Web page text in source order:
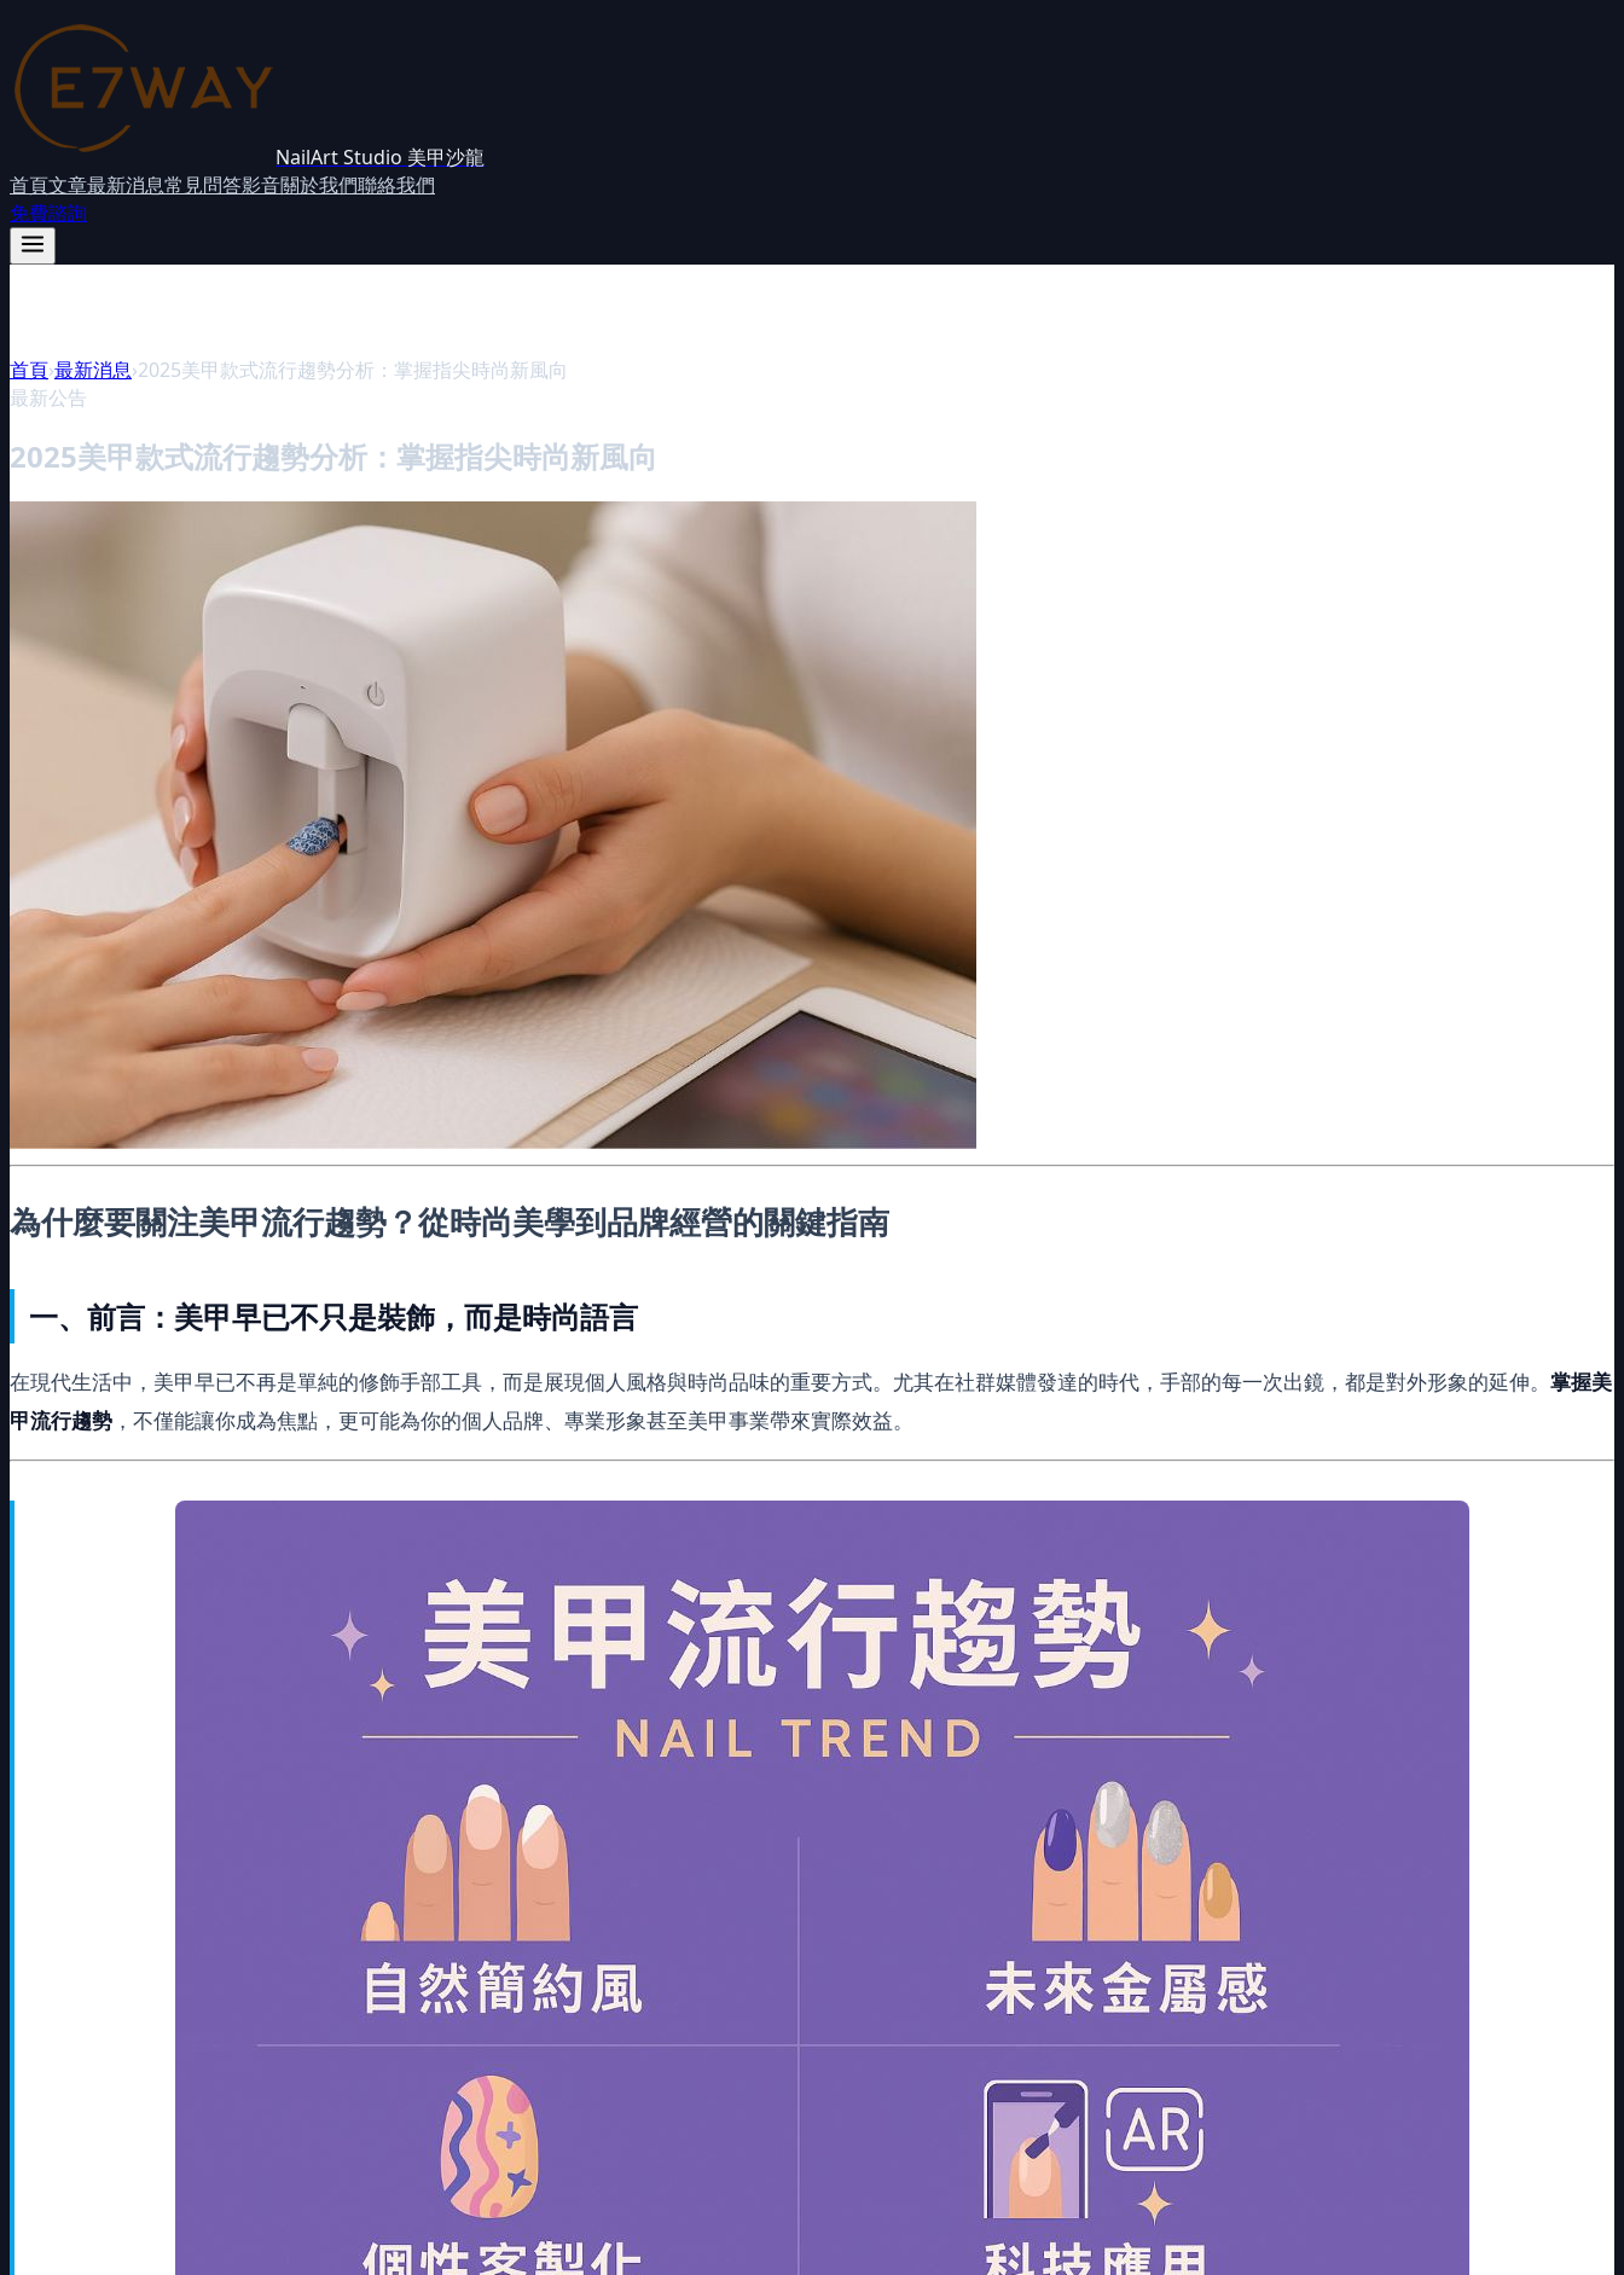
NailArt Studio 美甲沙龍
首頁文章最新消息常見問答影音關於我們聯絡我們
免費諮詢
首頁›最新消息›2025美甲款式流行趨勢分析：掌握指尖時尚新風向
最新公告
2025美甲款式流行趨勢分析：掌握指尖時尚新風向
為什麼要關注美甲流行趨勢？從時尚美學到品牌經營的關鍵指南
一、前言：美甲早已不只是裝飾，而是時尚語言
在現代生活中，美甲早已不再是單純的修飾手部工具，而是展現個人風格與時尚品味的重要方式。尤其在社群媒體發達的時代，手部的每一次出鏡，都是對外形象的延伸。 掌握美
甲流行趨勢 ，不僅能讓你成為焦點，更可能為你的個人品牌、專業形象甚至美甲事業帶來實際效益。